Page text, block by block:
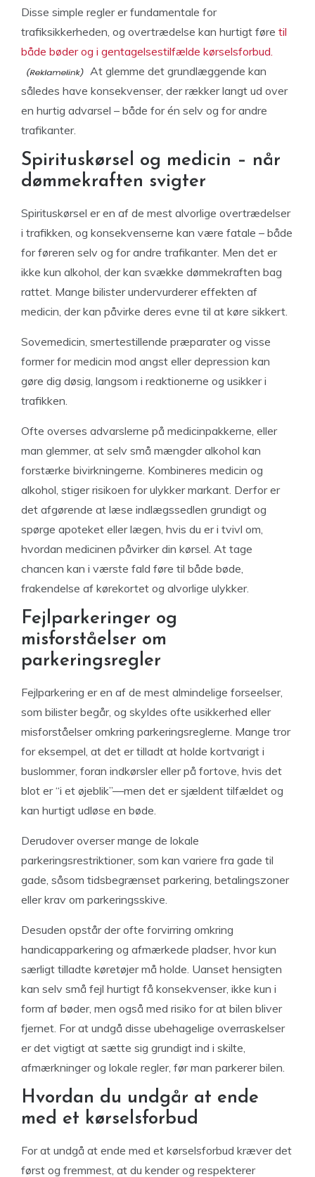
Disse simple regler er fundamentale for
trafiksikkerheden, og overtrædelse kan hurtigt føre til
både bøder og i gentagelsestilfælde kørselsforbud.
At glemme det grundlæggende kan
således have konsekvenser, der rækker langt ud over
en hurtig advarsel – både for én selv og for andre
trafikanter.
Spirituskørsel og medicin – når
dømmekraften svigter
Spirituskørsel er en af de mest alvorlige overtrædelser
i trafikken, og konsekvenserne kan være fatale – både
for føreren selv og for andre trafikanter. Men det er
ikke kun alkohol, der kan svække dømmekraften bag
rattet. Mange bilister undervurderer effekten af
medicin, der kan påvirke deres evne til at køre sikkert.
Sovemedicin, smertestillende præparater og visse
former for medicin mod angst eller depression kan
gøre dig døsig, langsom i reaktionerne og usikker i
trafikken.
Ofte overses advarslerne på medicinpakkerne, eller
man glemmer, at selv små mængder alkohol kan
forstærke bivirkningerne. Kombineres medicin og
alkohol, stiger risikoen for ulykker markant. Derfor er
det afgørende at læse indlægssedlen grundigt og
spørge apoteket eller lægen, hvis du er i tvivl om,
hvordan medicinen påvirker din kørsel. At tage
chancen kan i værste fald føre til både bøde,
frakendelse af kørekortet og alvorlige ulykker.
Fejlparkeringer og
misforståelser om
parkeringsregler
Fejlparkering er en af de mest almindelige forseelser,
som bilister begår, og skyldes ofte usikkerhed eller
misforståelser omkring parkeringsreglerne. Mange tror
for eksempel, at det er tilladt at holde kortvarigt i
buslommer, foran indkørsler eller på fortove, hvis det
blot er “i et øjeblik”—men det er sjældent tilfældet og
kan hurtigt udløse en bøde.
Derudover overser mange de lokale
parkeringsrestriktioner, som kan variere fra gade til
gade, såsom tidsbegrænset parkering, betalingszoner
eller krav om parkeringsskive.
Desuden opstår der ofte forvirring omkring
handicapparkering og afmærkede pladser, hvor kun
særligt tilladte køretøjer må holde. Uanset hensigten
kan selv små fejl hurtigt få konsekvenser, ikke kun i
form af bøder, men også med risiko for at bilen bliver
fjernet. For at undgå disse ubehagelige overraskelser
er det vigtigt at sætte sig grundigt ind i skilte,
afmærkninger og lokale regler, før man parkerer bilen.
Hvordan du undgår at ende
med et kørselsforbud
For at undgå at ende med et kørselsforbud kræver det
først og fremmest, at du kender og respekterer